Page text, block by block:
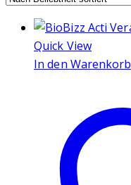
Quick View
In den Warenkorb